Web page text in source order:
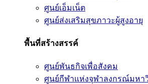
ศูนย์เอ็มเน็ต
ศูนย์ส่งเสริมสุขภาวะผู้สูงอายุ
พื้นที่สร้างสรรค์
ศูนย์พันธกิจเพื่อสังคม
ศูนย์กีฬาแห่งจุฬาลงกรณ์มหา